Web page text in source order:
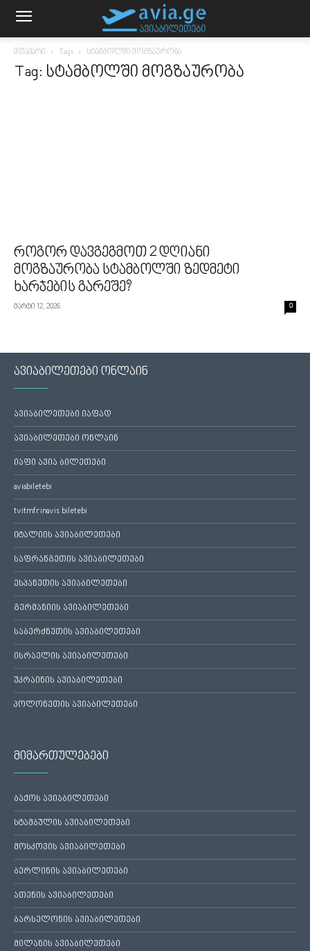
მთავარი Tags სტამბოლში მოგზაურობა
Tag: სტამბოლში მოგზაურობა
როგორ დავგეგმოთ 2 დღიანი
მოგზაურობა სტამბოლში ზედმეტი
ხარჯების გარეშე?
მარტი 12, 2026 0
ავიაბილეთები ონლაინ
ავიაბილეთები იაფად
ავიაბილეთები ონლაინ
იაფი ავია ბილეთები
aviabiletebi
tvitmfrinavis biletebi
იტალიის ავიაბილეთები
საფრანგეთის ავიაბილეთები
ესპანეთის ავიაბილეთები
გერმანიის ავიაბილეთები
საბერძნეთის ავიაბილეთები
ისრაელის ავიაბილეთები
უკრაინის ავიაბილეთები
პოლონეთის ავიაბილეთები
მიმართულებები
ბაქოს ავიაბილეთები
სტამბულის ავიაბილეთები
მოსკოვის ავიაბილეთები
ბერლინის ავიაბილეთები
ათენის ავიაბილეთები
ბარსელონის ავიაბილეთები
მილანის ავიაბილეთები